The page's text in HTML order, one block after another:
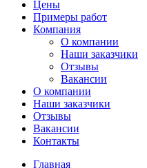
Цены
Примеры работ
Компания
О компании
Наши заказчики
Отзывы
Вакансии
О компании
Наши заказчики
Отзывы
Вакансии
Контакты
Главная